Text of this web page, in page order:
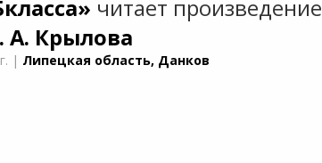
читает произведение
А. Крылова
| Липецкая область, Данков